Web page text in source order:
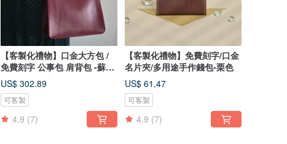
【客製化禮物】口金大方包 /
免費刻字 公事包 肩背包 -蘇芳
紅
US$ 302.89
可客製
4.9 (7)
【客製化禮物】免費刻字/口金
名片夾/多用途手作錢包-栗色
US$ 61.47
可客製
4.9 (7)